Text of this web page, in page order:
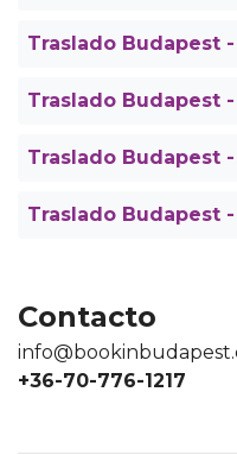
Traslado Budapest
Traslado Budapest
Traslado Budapest -
Traslado Budapest
Contacto
+36-70-776-1217